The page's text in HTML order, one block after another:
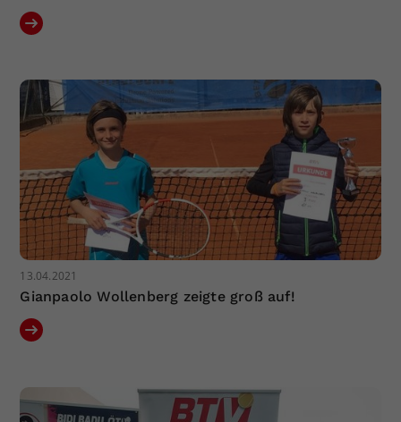
13.04.2021
Gianpaolo Wollenberg zeigte groß auf!